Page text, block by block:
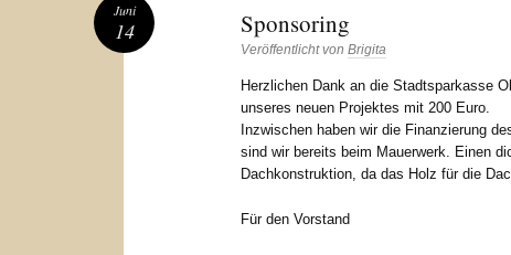
Sponsoring
Veröffentlicht von Brigita
Herzlichen Dank an die Stadtsparkasse
unseres neuen Projektes mit 200 Euro.
Inzwischen haben wir die Finanzierung
sind wir bereits beim Mauerwerk. Einen
Dachkonstruktion, da das Holz für die
Für den Vorstand
Juni
14